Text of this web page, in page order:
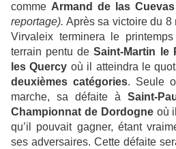
comme Armand de las Cuevas
reportage). Après sa victoire du 8
Virvaleix terminera le
terrain pentu deSaint-Martin le
les Quercy où il atteindra le
deuxièmes catégories. Seule
marche, sa défaite à Saint-
Championnat de Dordogneoù
qu’il pouvait gagner, étant
ses adversaires. Cette défaite